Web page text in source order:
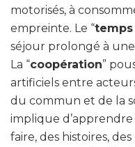
motorisés, à
empreinte. Le “
séjour prolongé à une
La “coopération”
artificiels entre
du commun et de la
implique
faire, des histoires,